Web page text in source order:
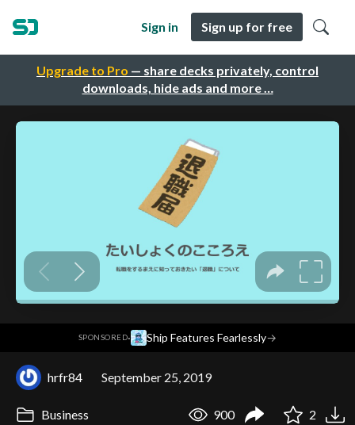
Upgrade to Pro — share decks privately, control
downloads, hide ads and more …
Sign in Sign up for free
SPONSORED· Ship Features Fearlessly→
hrfr84 September 25, 2019
Business 900 2